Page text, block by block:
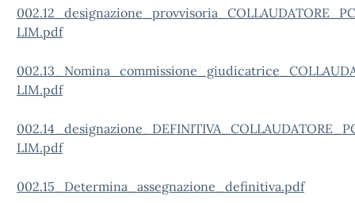
LIM.pdf
LIM.pdf
LIM.pdf
002.15_Determina_assegnazione_definitiva.pdf